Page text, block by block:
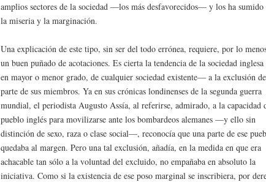
amplios sectores de la sociedad —los más desfavorecidos— y los ha sumido
la miseria y la marginación.
Una explicación de este tipo, sin ser del todo errónea, requiere, por lo
un buen puñado de acotaciones. Es cierta la tendencia de la sociedad
en mayor o menor grado, de cualquier sociedad existente— a la exclusión
parte de sus miembros. Ya en sus crónicas londinenses de la segunda guerra
mundial, el periodista Augusto Assía, al referirse, admirado, a la capacidad
pueblo inglés para movilizarse ante los bombardeos alemanes —y ello sin
distinción de sexo, raza o clase social—, reconocía que una parte de ese
quedaba al margen. Pero una tal exclusión, añadía, en la medida en que era
achacable tan sólo a la voluntad del excluido, no empañaba en absoluto la
iniciativa. Como si la existencia de ese poso marginal se inscribiera, por